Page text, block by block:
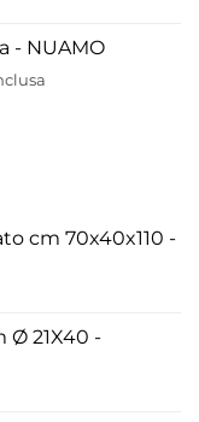
€
€
- NUAMO
€
cm 70x40x110 -
Ø 21X40 -